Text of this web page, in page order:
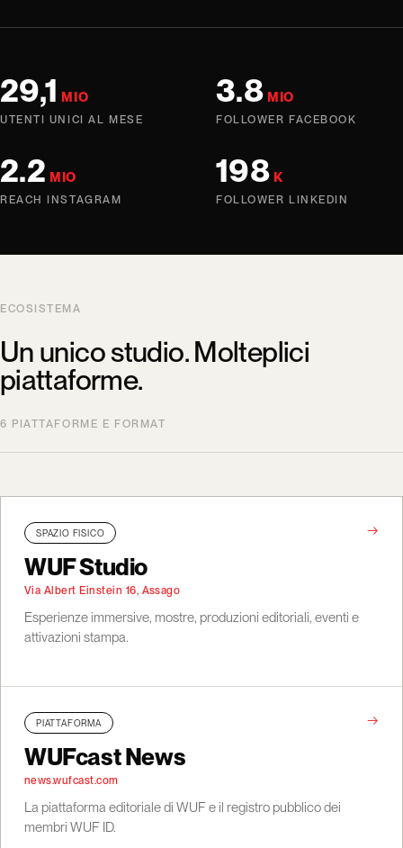
29,1 MIO
UTENTI UNICI AL MESE
3.8 MIO
FOLLOWER FACEBOOK
2.2 MIO
REACH INSTAGRAM
198 K
FOLLOWER LINKEDIN
ECOSISTEMA
Un unico studio. Molteplici
piattaforme.
6 PIATTAFORME E FORMAT
SPAZIO FISICO →
WUF Studio
Via Albert Einstein 16, Assago
Esperienze immersive, mostre, produzioni editoriali, eventi e
attivazioni stampa.
PIATTAFORMA →
WUFcast News
news.wufcast.com
La piattaforma editoriale di WUF e il registro pubblico dei
membri WUF ID.